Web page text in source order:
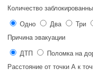
Количество
Одно Два Три
Причина эвакуации
ДТП Поломка на
Расстояние от точки А к